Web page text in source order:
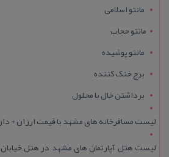
مانتو اسلامی
مانتو حجاب
مانتو پوشیده
برج خنک کننده
برداشتن خال با محلول
لیست مسافرخانه های مشهد با قیمت ارزان + داری